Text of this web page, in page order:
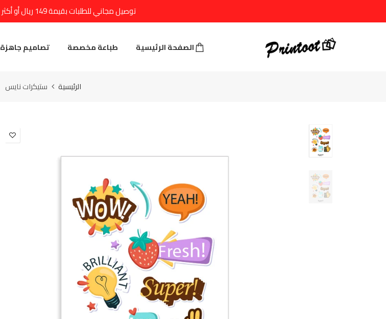
توصيل مجاني للطلبات بقيمة 149 ريال أو أكثر
الصفحة الرئيسية طباعة مخصصة تصاميم جاهزة
الرئيسية ستيكرات نايس